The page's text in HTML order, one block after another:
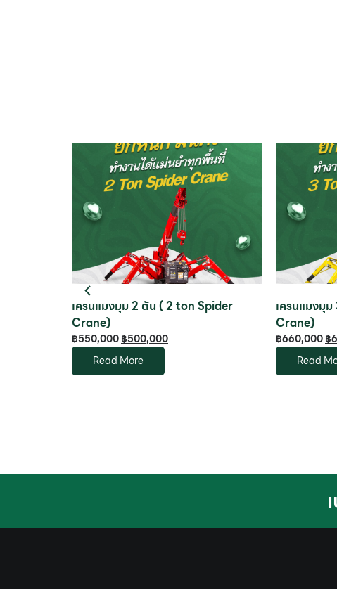
เครนแมงมุม 2 ตัน ( 2 ton Spider
Crane)
฿550,000฿500,000
Read More
เครนแมงมุ
Crane)
฿660,000฿
Read